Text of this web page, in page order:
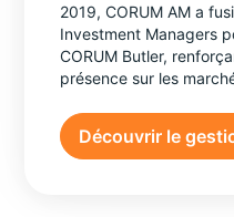
2019, CORUM AM a
Investment Managers
CORUM Butler,
présence sur les
Découvrir le